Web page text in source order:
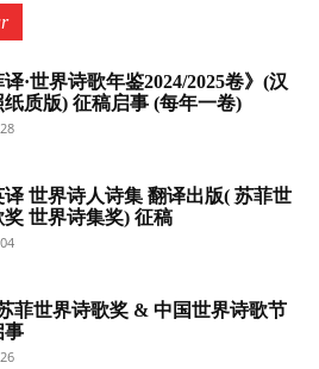
译·世界诗歌年鉴2024/2025卷》(汉
纸质版) 征稿启事 (每年一卷)
译 世界诗人诗集 翻译出版( 苏菲世
奖 世界诗集奖) 征稿
菲世界诗歌奖 & 中国世界诗歌节
事